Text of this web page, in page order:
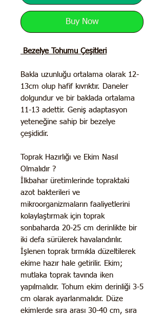
Buy Now
Bezelye Tohumu Çeşitleri
Bakla uzunluğu ortalama olarak 12-
13cm olup hafif kıvrıktır. Daneler
dolgundur ve bir baklada ortalama
11-13 adettir. Geniş adaptasyon
yeteneğine sahip bir bezelye
çeşididir.
Toprak Hazırlığı ve Ekim Nasıl
Olmalıdır ?
İlkbahar üretimlerinde topraktaki
azot bakterileri ve
mikroorganizmaların faaliyetlerini
kolaylaştırmak için toprak
sonbaharda 20-25 cm derinlikte bir
iki defa sürülerek havalandırılır.
İşlenen toprak tırmıkla düzeltilerek
ekime hazır hale getirilir. Ekim;
mutlaka toprak tavında iken
yapılmalıdır. Tohum ekim derinliği 3-5
cm olarak ayarlanmalıdır. Düze
ekimlerde sıra arası 30-40 cm, sıra